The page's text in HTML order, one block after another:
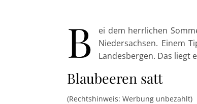
B
ei dem herrlichen
Niedersachsen. Einem
Landesbergen. Das liegt
Blaubeeren satt
(Rechtshinweis: Werbung unbezahlt)